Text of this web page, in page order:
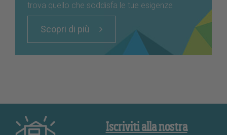
trova quello che soddisfa le tue esigenze
Scopri di più
Iscriviti alla nostra